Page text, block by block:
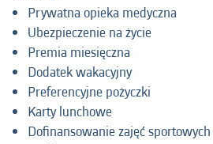
Prywatna opieka medyczna
Ubezpieczenie na życie
Premia miesięczna
Dodatek wakacyjny
Preferencyjne pożyczki
Karty lunchowe
Dofinansowanie zajęć